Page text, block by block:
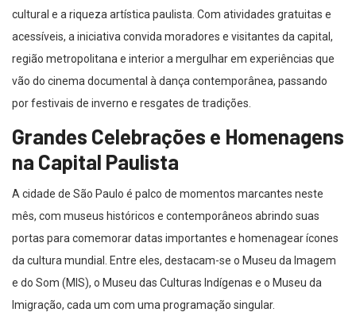
cultural e a riqueza artística paulista. Com atividades gratuitas e
acessíveis, a iniciativa convida moradores e visitantes da capital,
região metropolitana e interior a mergulhar em experiências que
vão do cinema documental à dança contemporânea, passando
por festivais de inverno e resgates de tradições.
Grandes Celebrações e Homenagens
na Capital Paulista
A cidade de São Paulo é palco de momentos marcantes neste
mês, com museus históricos e contemporâneos abrindo suas
portas para comemorar datas importantes e homenagear ícones
da cultura mundial. Entre eles, destacam-se o Museu da Imagem
e do Som (MIS), o Museu das Culturas Indígenas e o Museu da
Imigração, cada um com uma programação singular.